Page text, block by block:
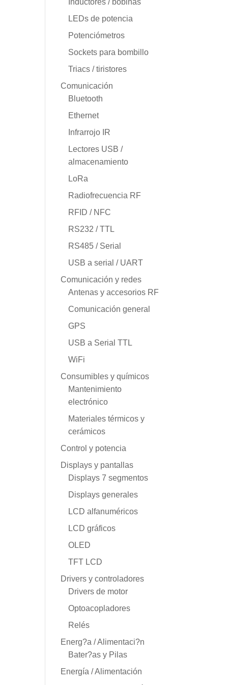
Inductores / bobinas
LEDs de potencia
Potenciómetros
Sockets para bombillo
Triacs / tiristores
Comunicación
Bluetooth
Ethernet
Infrarrojo IR
Lectores USB /
almacenamiento
LoRa
Radiofrecuencia RF
RFID / NFC
RS232 / TTL
RS485 / Serial
USB a serial / UART
Comunicación y redes
Antenas y accesorios RF
Comunicación general
GPS
USB a Serial TTL
WiFi
Consumibles y químicos
Mantenimiento
electrónico
Materiales térmicos y
cerámicos
Control y potencia
Displays y pantallas
Displays 7 segmentos
Displays generales
LCD alfanuméricos
LCD gráficos
OLED
TFT LCD
Drivers y controladores
Drivers de motor
Optoacopladores
Relés
Energ?a / Alimentaci?n
Bater?as y Pilas
Energía / Alimentación